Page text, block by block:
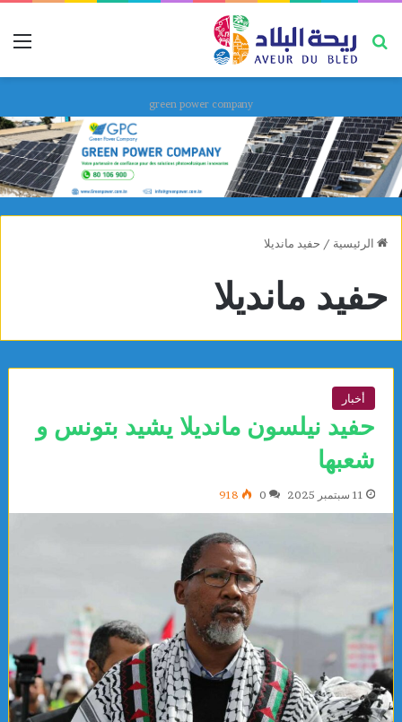
بحث عن
green power company
الرئيسية / حفيد مانديلا
حفيد مانديلا
أخبار
حفيد نيلسون مانديلا يشيد بتونس و
شعبها
11 سبتمبر 2025 0
918